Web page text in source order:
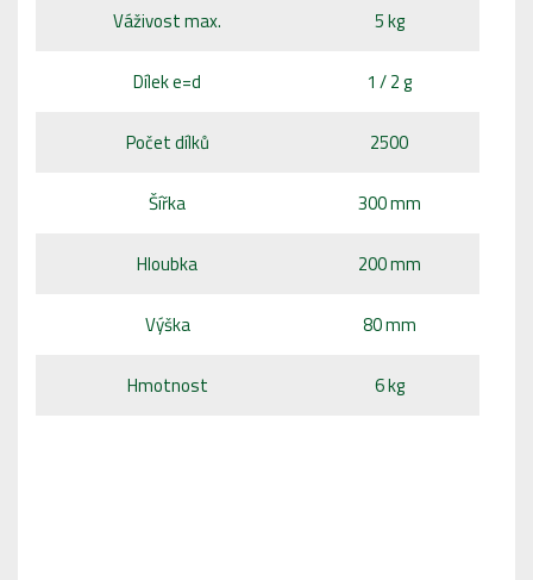
Váživost max. 5 kg
Dílek e=d 1 / 2 g
Počet dílků 2500
Šířka 300 mm
Hloubka 200 mm
Výška 80 mm
Hmotnost 6 kg